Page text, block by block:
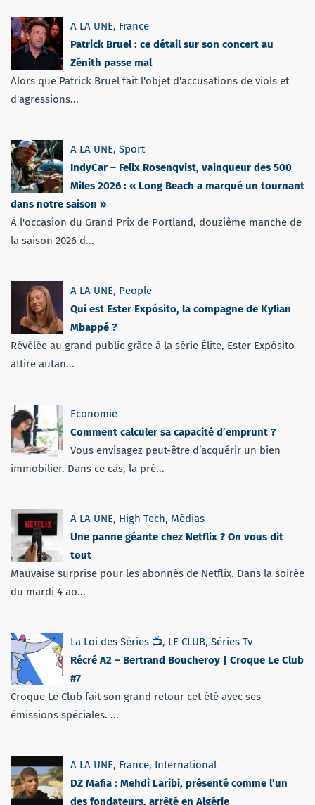
A LA UNE, France
Patrick Bruel : ce détail sur son concert au
Zénith passe mal
Alors que Patrick Bruel fait l'objet d'accusations de viols et
d'agressions...
A LA UNE, Sport
IndyCar – Felix Rosenqvist, vainqueur des 500
Miles 2026 : « Long Beach a marqué un tournant
dans notre saison »
À l'occasion du Grand Prix de Portland, douzième manche de
la saison 2026 d...
A LA UNE, People
Qui est Ester Expósito, la compagne de Kylian
Mbappé ?
Révélée au grand public grâce à la série Élite, Ester Expósito
attire autan...
Economie
Comment calculer sa capacité d’emprunt ?
Vous envisagez peut-être d’acquérir un bien
immobilier. Dans ce cas, la pré...
A LA UNE, High Tech, Médias
Une panne géante chez Netflix ? On vous dit
tout
Mauvaise surprise pour les abonnés de Netflix. Dans la soirée
du mardi 4 ao...
La Loi des Séries 📺, LE CLUB, Séries Tv
Récré A2 – Bertrand Boucheroy | Croque Le Club
#7
Croque Le Club fait son grand retour cet été avec ses
émissions spéciales. ...
A LA UNE, France, International
DZ Mafia : Mehdi Laribi, présenté comme l’un
des fondateurs, arrêté en Algérie